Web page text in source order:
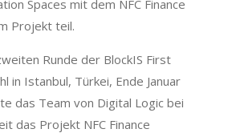
Spaces mit dem NFC Finance
Projekt teil.
Runde der BlockIS First
in Istanbul, Türkei, Ende Januar
das Team von Digital Logic bei
das Projekt NFC Finance